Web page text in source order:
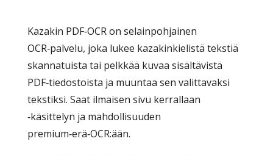
Kazakin PDF‑OCR on selainpohjainen
OCR‑palvelu, joka lukee kazakinkielistä tekstiä
skannatuista tai pelkkää kuvaa sisältävistä
PDF‑tiedostoista ja muuntaa sen valittavaksi
tekstiksi. Saat ilmaisen sivu kerrallaan
‑käsittelyn ja mahdollisuuden
premium‑erä‑OCR:ään.